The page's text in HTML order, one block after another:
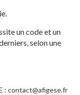
un code et un
selon une
: contact@afigese.fr